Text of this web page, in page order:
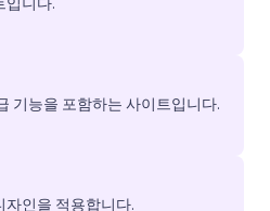
기능을 포함하는 사이트입니다.
인을 적용합니다.